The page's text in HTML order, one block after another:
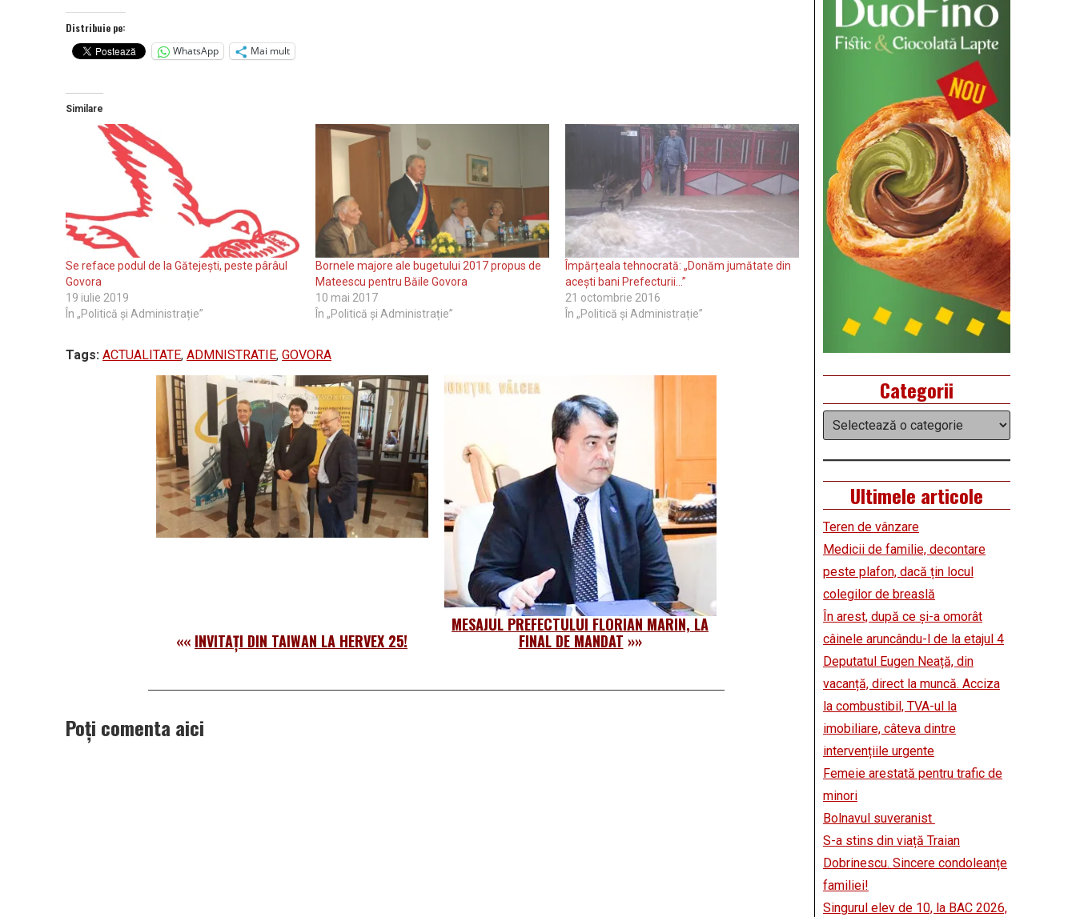
Distribuie pe:
WhatsApp
Mai mult
Similare
Se reface podul de la Gătejești, peste pârâul
Govora
19 iulie 2019
În „Politică și Administrație”
Bornele majore ale bugetului 2017 propus de
Mateescu pentru Băile Govora
10 mai 2017
În „Politică și Administrație”
Împărțeala tehnocrată: „Donăm jumătate din
acești bani Prefecturii…”
21 octombrie 2016
În „Politică și Administrație”
Tags: ACTUALITATE, ADMNISTRATIE, GOVORA
«« INVITAȚI DIN TAIWAN LA HERVEX 25!
MESAJUL PREFECTULUI FLORIAN MARIN, LA
FINAL DE MANDAT »»
Poți comenta aici
Categorii
Categorii
Ultimele articole
Teren de vânzare
Medicii de familie, decontare
peste plafon, dacă țin locul
colegilor de breaslă
În arest, după ce și-a omorât
câinele aruncându-l de la etajul 4
Deputatul Eugen Neață, din
vacanță, direct la muncă. Acciza
la combustibil, TVA-ul la
imobiliare, câteva dintre
intervențiile urgente
Femeie arestată pentru trafic de
minori
Bolnavul suveranist
S-a stins din viață Traian
Dobrinescu. Sincere condoleanțe
familiei!
Singurul elev de 10, la BAC 2026,